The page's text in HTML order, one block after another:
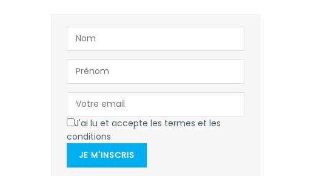
J'ai lu et accepte les termes et les
conditions
JE M'INSCRIS